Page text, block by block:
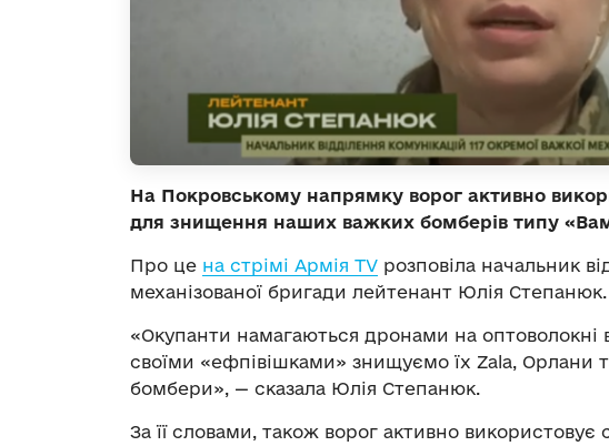
На Покровському напрямку ворог активно
для знищення наших важких бомберів типу
Про це на стрімі Армія TV розповіла начальник
механізованої бригади лейтенант Юлія Степанюк.
«Окупанти намагаються дронами на оптоволокні
своїми «ефпівішками» знищуємо їх Zala, Орлани
бомбери», — сказала Юлія Степанюк.
За її словами, також ворог активно використовує